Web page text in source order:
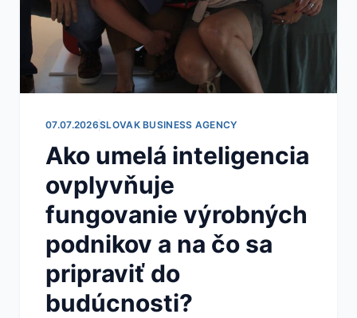
07.07.2026SLOVAK BUSINESS AGENCY
Ako umelá inteligencia
ovplyvňuje
fungovanie výrobných
podnikov a na čo sa
pripraviť do
budúcnosti?